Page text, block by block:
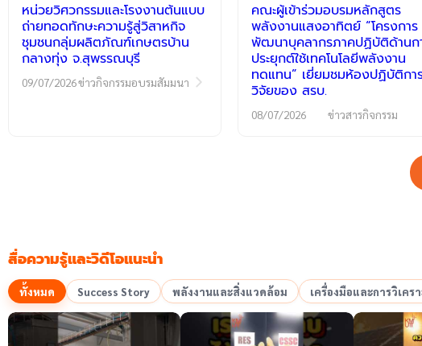
หน่วยวิศวกรรมและโรงงานต้นแบบ
ถ่ายทอดทักษะความรู้สู่วิสาหกิจ
ชุมชนกลุ่มผลิตภัณฑ์เกษตรบ้าน
กลางทุ่ง จ.สุพรรณบุรี
09/07/2026ข่าวกิจกรรมอบรมสัมมนา
คณะผู้เข้าร่วมอบรมหลักสูตร
พลังงานแสงอาทิตย์ “โครงการ
พัฒนาบุคลากรภาคปฏิบัติด้านก
ประยุกต์ใช้เทคโนโลยีพลังงาน
ทดแทน” เยี่ยมชมห้องปฏิบัติกา
วิจัยของ สรบ.
08/07/2026 ข่าวสารกิจกรรม
สื่อความรู้และวิดีโอแนะนำ
ทั้งหมด Success Story พลังงานและสิ่งแวดล้อม เครื่องมือและการวิเคร